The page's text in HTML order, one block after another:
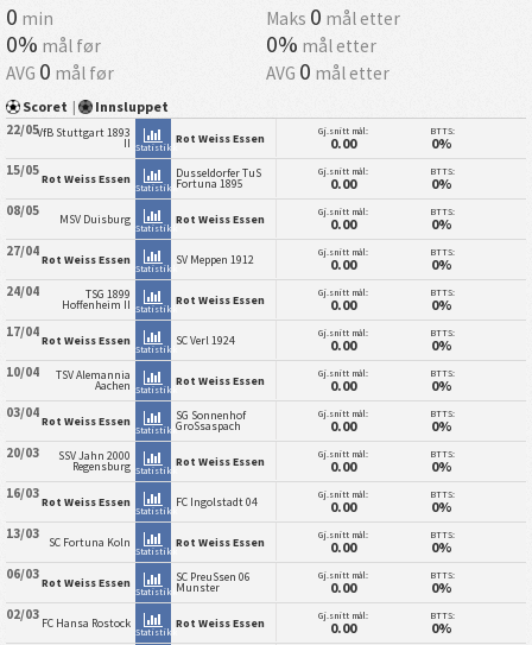
0 min Maks 0 mål etter
0% mål før 0% mål etter
AVG 0 mål før AVG 0 mål etter
Scoret | Innsluppet
22/05VfB Stuttgart 1893
II Statistikk
Rot Weiss Essen Gj.snitt mål:
0.00
BTTS:
0%
15/05Rot Weiss Essen
Statistikk
Dusseldorfer TuS
Fortuna 1895
Gj.snitt mål:
0.00
BTTS:
0%
08/05 MSV Duisburg
Statistikk
Rot Weiss Essen Gj.snitt mål:
0.00
BTTS:
0%
27/04Rot Weiss Essen
Statistikk
SV Meppen 1912 Gj.snitt mål:
0.00
BTTS:
0%
24/04 TSG 1899
Hoffenheim II Statistikk
Rot Weiss Essen Gj.snitt mål:
0.00
BTTS:
0%
17/04Rot Weiss Essen
Statistikk
SC Verl 1924 Gj.snitt mål:
0.00
BTTS:
0%
10/04 TSV Alemannia
Aachen Statistikk
Rot Weiss Essen Gj.snitt mål:
0.00
BTTS:
0%
03/04Rot Weiss Essen
Statistikk
SG Sonnenhof
GroSsaspach
Gj.snitt mål:
0.00
BTTS:
0%
20/03 SSV Jahn 2000
Regensburg Statistikk
Rot Weiss Essen Gj.snitt mål:
0.00
BTTS:
0%
16/03Rot Weiss Essen
Statistikk
FC Ingolstadt 04 Gj.snitt mål:
0.00
BTTS:
0%
13/03 SC Fortuna Koln
Statistikk
Rot Weiss Essen Gj.snitt mål:
0.00
BTTS:
0%
06/03Rot Weiss Essen
Statistikk
SC PreuSsen 06
Munster
Gj.snitt mål:
0.00
BTTS:
0%
02/03 FC Hansa Rostock
Statistikk
Rot Weiss Essen Gj.snitt mål:
0.00
BTTS:
0%